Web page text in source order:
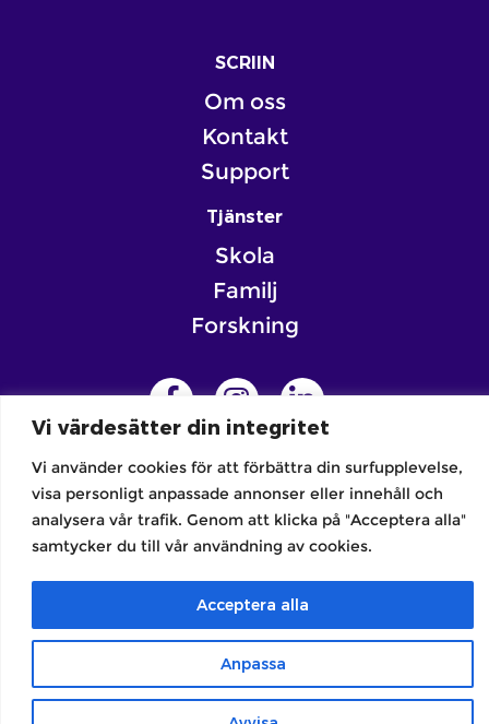
Vi värdesätter din integritet
Vi använder cookies för att förbättra din surfupplevelse,
visa personligt anpassade annonser eller innehåll och
analysera vår trafik. Genom att klicka på "Acceptera alla"
samtycker du till vår användning av cookies.
Anpassa
Acceptera alla
SCRIIN
Om oss
Kontakt
Support
Tjänster
Skola
Familj
Forskning
Integritetspolicy | Allmänna villkor
Copyright © SCRIIN 2026